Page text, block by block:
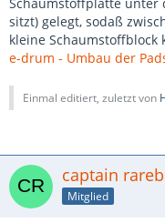
Gruß,
Matthias
sitzt) gelegt, sodaß
kleine Schaumstoffblock
e-drum - Umbau der
Einmal editiert, zuletzt von
captain
Mitglied